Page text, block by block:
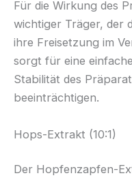
Für die Wirkung des
wichtiger Träger, der
ihre Freisetzung im
sorgt für eine
Stabilität des
beeinträchtigen.
Hops-Extrakt (10:1)
Der Hopfenzapfen-